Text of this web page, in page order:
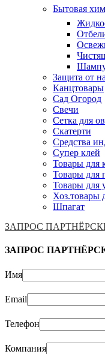
Бытовая
Защита от
Канцтовары
Сад Огород
Свечи
Сетка для
Скатерти
Средства
Супер клей
Товары для
Товары для
Товары для
Хоз.товары
Шпагат
ЗАПРОС
ЗАПРОС
Имя
Email
Телефон
Компания